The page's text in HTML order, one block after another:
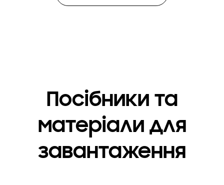
Посібники та
матеріали для
завантаження